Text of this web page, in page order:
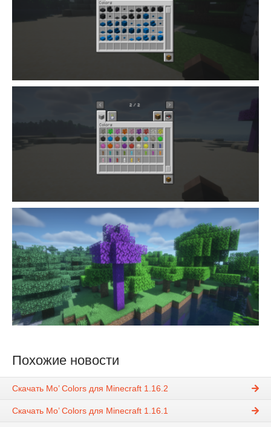
Похожие новости
Скачать Mo’ Colors для Minecraft 1.16.2
Скачать Mo’ Colors для Minecraft 1.16.1